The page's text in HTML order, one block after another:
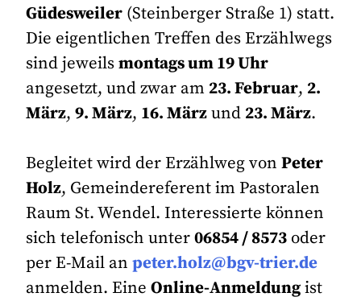
Güdesweiler (Steinberger Straße 1) statt.
Die eigentlichen Treffen des Erzählwegs
sind jeweilsmontags um 19 Uhr
angesetzt, und zwar am 23. Februar, 2.
März,9. März, 16. Märzund 23. März.
Begleitet wird der Erzählweg vonPeter
Holz, Gemeindereferent im Pastoralen
Raum St. Wendel. Interessierte können
sich telefonisch unter06854 / 8573 oder
per E-Mail anpeter.holz@bgv-trier.de
anmelden. EineOnline-Anmeldungist